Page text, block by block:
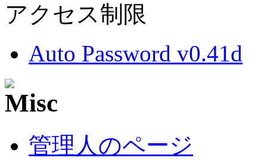
アクセス制限
Auto Password v0.41d
管理人のページ